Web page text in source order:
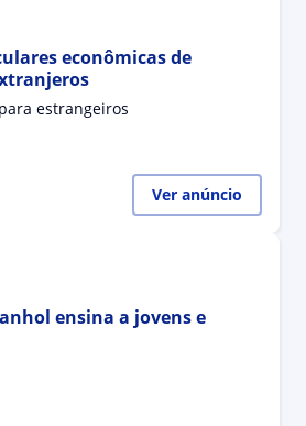
econômicas de
estrangeiros
Ver anúncio
ensina a jovens e